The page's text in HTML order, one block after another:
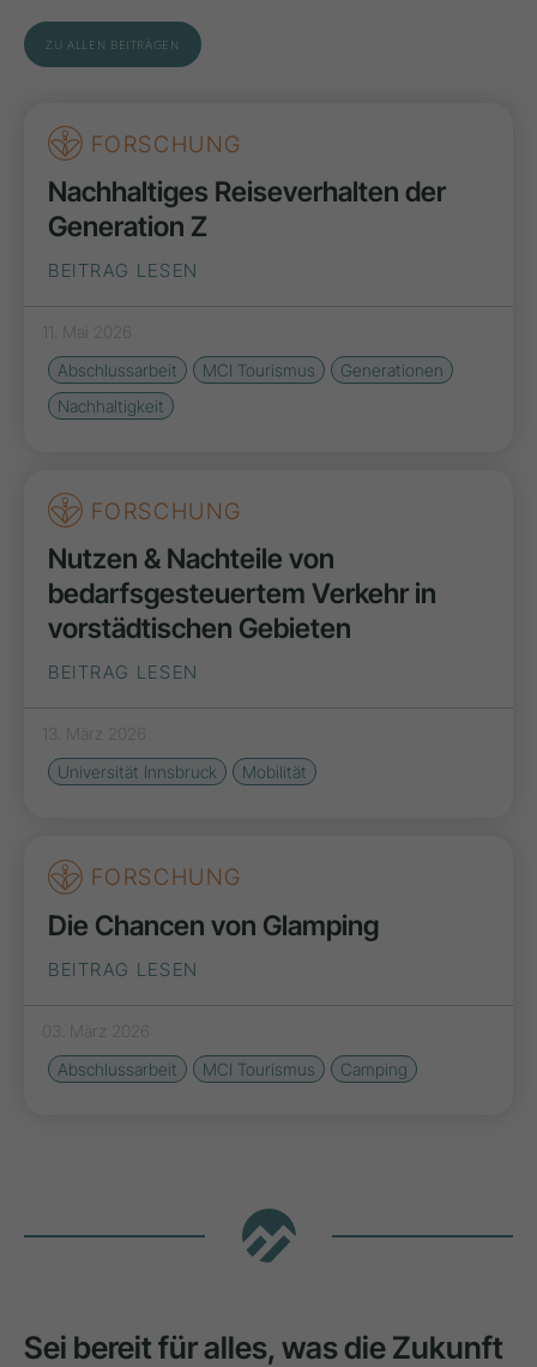
ZU ALLEN BEITRÄGEN
FORSCHUNG
Nachhaltiges Reiseverhalten der
Generation Z
BEITRAG LESEN
11. Mai 2026
Abschlussarbeit
MCI Tourismus
Generationen
Nachhaltigkeit
FORSCHUNG
Nutzen & Nachteile von
bedarfsgesteuertem Verkehr in
vorstädtischen Gebieten
BEITRAG LESEN
13. März 2026
Universität Innsbruck
Mobilität
FORSCHUNG
Die Chancen von Glamping
BEITRAG LESEN
03. März 2026
Abschlussarbeit
MCI Tourismus Camping
Sei bereit für alles, was die Zukunft